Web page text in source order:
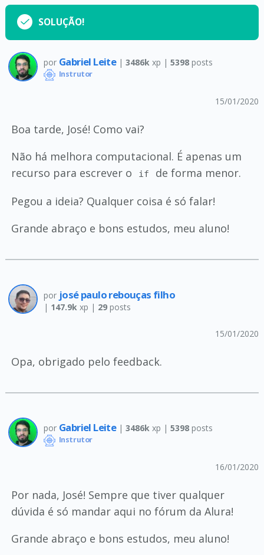
SOLUÇÃO!
por Gabriel Leite | 3486k xp | 5398posts
Instrutor
15/01/2020
Boa tarde, José! Como vai?
Não há melhora computacional. É apenas um
recurso para escrever o
if
de forma menor.
Pegou a ideia? Qualquer coisa é só falar!
Grande abraço e bons estudos, meu aluno!
por josé paulo rebouças filho
| 147.9kxp | 29posts
15/01/2020
Opa, obrigado pelo feedback.
por Gabriel Leite | 3486k xp | 5398posts
Instrutor
16/01/2020
Por nada, José! Sempre que tiver qualquer
dúvida é só mandar aqui no fórum da Alura!
Grande abraço e bons estudos, meu aluno!